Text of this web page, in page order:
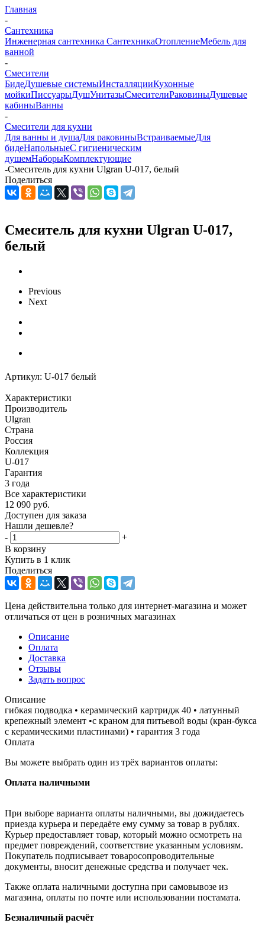
Главная
-
Сантехника
Инженерная сантехника СантехникаОтоплениеМебель для
ванной
-
Смесители
БидеДушевые системыИнсталляцииКухонные
мойкиПиссуарыДушУнитазыСмесителиРаковиныДушевые
кабиныВанны
-
Смесители для кухни
Для ванны и душаДля раковиныВстраиваемыеДля
бидеНапольныеС гигиеническим
душемНаборыКомплектующие
-Смеситель для кухни Ulgran U-017, белый
Поделиться
Смеситель для кухни Ulgran U-017,
белый
Previous
Next
Артикул: U-017 белый
Характеристики
Производитель
Ulgran
Страна
Россия
Коллекция
U-017
Гарантия
3 года
Все характеристики
12 090 руб.
Доступен для заказа
Нашли дешевле?
-
+
В корзину
Купить в 1 клик
Поделиться
Цена действительна только для интернет-магазина и может
отличаться от цен в розничных магазинах
Описание
Оплата
Доставка
Отзывы
Задать вопрос
Описание
гибкая подводка • керамический картридж 40 • латунный
крепежный элемент •с краном для питьевой воды (кран-букса
с керамическими пластинами) • гарантия 3 года
Оплата
Вы можете выбрать один из трёх вариантов оплаты:
Оплата наличными
При выборе варианта оплаты наличными, вы дожидаетесь
приезда курьера и передаёте ему сумму за товар в рублях.
Курьер предоставляет товар, который можно осмотреть на
предмет повреждений, соответствие указанным условиям.
Покупатель подписывает товаросопроводительные
документы, вносит денежные средства и получает чек.
Также оплата наличными доступна при самовывозе из
магазина, оплаты по почте или использовании постамата.
Безналичный расчёт